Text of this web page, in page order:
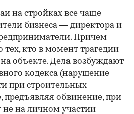
на стройках все чаще
бизнеса — директора и
Причем
тех, кто в момент трагедии
объекте. Дела возбуждают
кодекса (нарушение
при строительных
предъявляя обвинение, при
не на личном участии